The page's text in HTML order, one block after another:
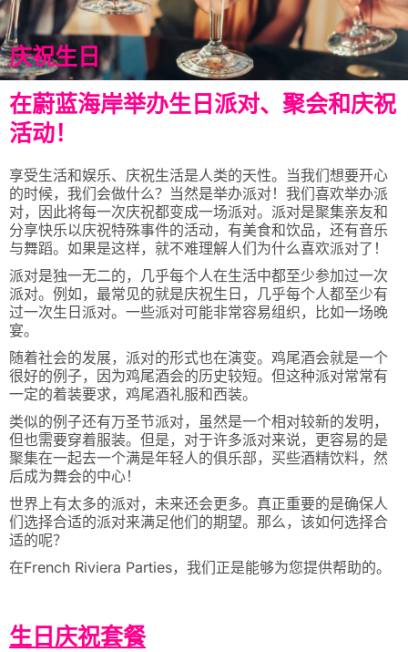
庆祝生日
在蔚蓝海岸举办生日派对、聚会和庆祝
活动！
享受生活和娱乐、庆祝生活是人类的天性。当我们想要开心
的时候，我们会做什么？当然是举办派对！我们喜欢举办派
对，因此将每一次庆祝都变成一场派对。派对是聚集亲友和
分享快乐以庆祝特殊事件的活动，有美食和饮品，还有音乐
与舞蹈。如果是这样，就不难理解人们为什么喜欢派对了！
派对是独一无二的，几乎每个人在生活中都至少参加过一次
派对。例如，最常见的就是庆祝生日，几乎每个人都至少有
过一次生日派对。一些派对可能非常容易组织，比如一场晚
宴。
随着社会的发展，派对的形式也在演变。鸡尾酒会就是一个
很好的例子，因为鸡尾酒会的历史较短。但这种派对常常有
一定的着装要求，鸡尾酒礼服和西装。
类似的例子还有万圣节派对，虽然是一个相对较新的发明，
但也需要穿着服装。但是，对于许多派对来说，更容易的是
聚集在一起去一个满是年轻人的俱乐部，买些酒精饮料，然
后成为舞会的中心！
世界上有太多的派对，未来还会更多。真正重要的是确保人
们选择合适的派对来满足他们的期望。那么，该如何选择合
适的呢？
在French Riviera Parties，我们正是能够为您提供帮助的。
生日庆祝套餐